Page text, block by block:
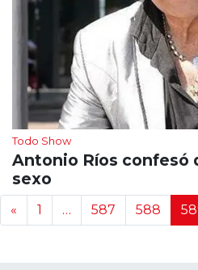
Todo Show
Antonio Ríos confesó
sexo
Navegación
« 1 … 587 588